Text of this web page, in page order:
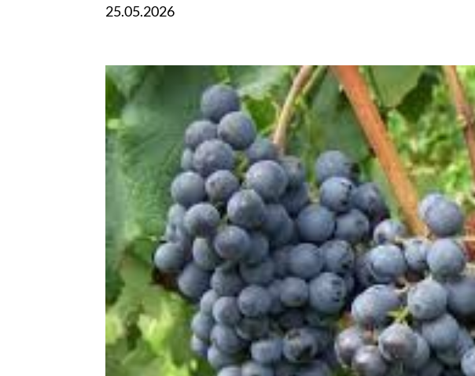
25.05.2026